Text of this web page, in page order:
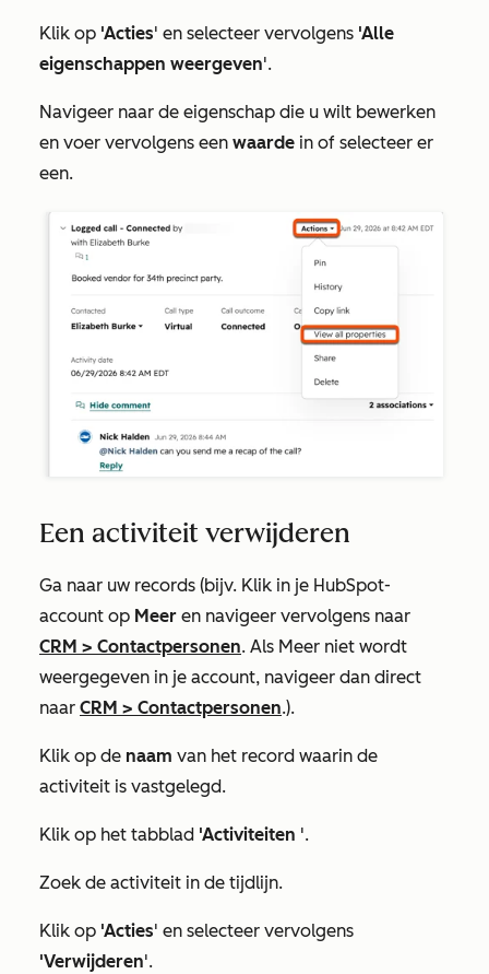
Klik op 'Acties' en selecteer vervolgens 'Alle
eigenschappen weergeven'.
Navigeer naar de eigenschap die u wilt bewerken
en voer vervolgens een waarde in of selecteer er
een.
Een activiteit verwijderen
Ga naar uw records (bijv. Klik in je HubSpot-
account op Meer en navigeer vervolgens naar
CRM > Contactpersonen. Als Meer niet wordt
weergegeven in je account, navigeer dan direct
naar CRM > Contactpersonen.).
Klik op de naam van het record waarin de
activiteit is vastgelegd.
Klik op het tabblad 'Activiteiten '.
Zoek de activiteit in de tijdlijn.
Klik op 'Acties' en selecteer vervolgens
'Verwijderen'.